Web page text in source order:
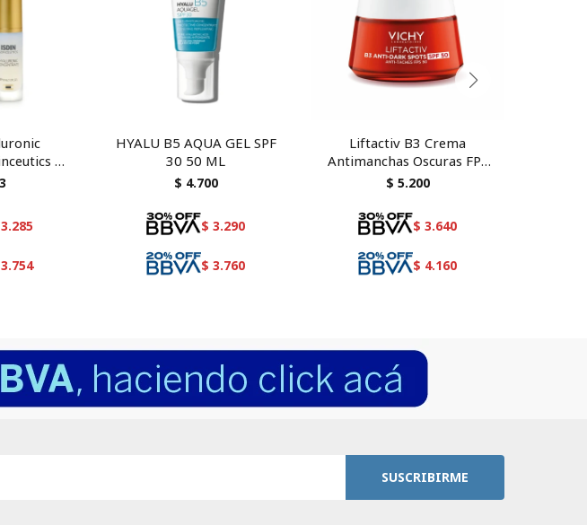
30
3.285
3.754
HYALU B5 AQUA GEL SPF
30 50 ML
$ 4.700
$ 3.290
$ 3.760
Liftactiv B3 Crema
Antimanchas Oscuras FPS
50 50 ML
$ 5.200
$ 3.640
$ 4.160
SUSCRIBIRME